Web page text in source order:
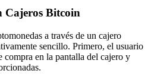
Cajeros Bitcoin
a través de un cajero
sencillo. Primero, el usuario
compra en la pantalla del cajero y